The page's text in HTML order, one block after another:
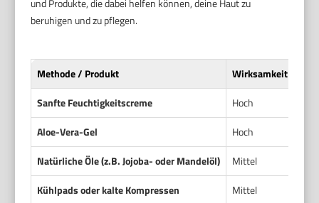
beruhigen und zu pflegen.
Methode / Produkt
Wirksamkeit
Sanfte Feuchtigkeitscreme
Hoch
Aloe-Vera-Gel
Hoch
Natürliche Öle (z.B. Jojoba- oder Mandelöl)
Mittel
Kühlpads oder kalte Kompressen
Mittel